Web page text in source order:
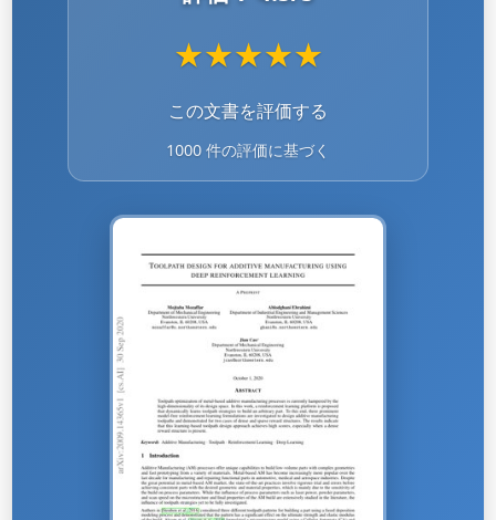
★★★★★
この文書を評価する
1000 件の評価に基づく